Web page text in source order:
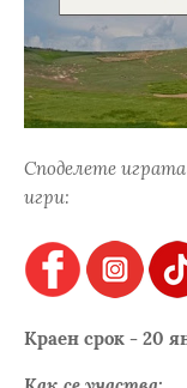
Споделете
игри:
Краен срок - 20